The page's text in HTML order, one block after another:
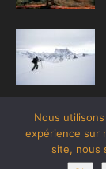
Nous
expérience sur
site, nous